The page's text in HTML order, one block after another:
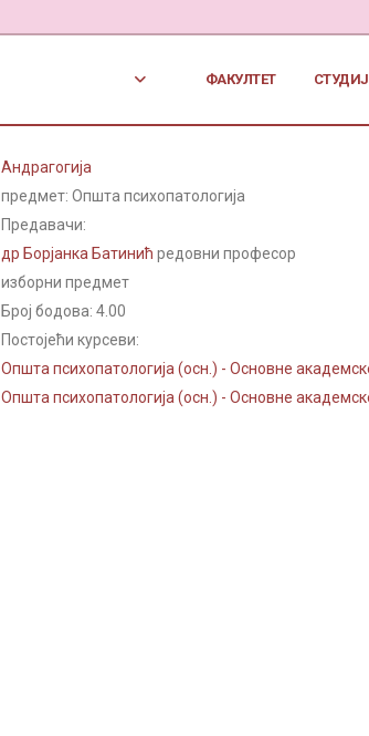
ФАКУЛТЕТ
Андрагогија
предмет: Општа психопатологија
Предавачи:
др Борјанка Батинић редовни професор
изборни предмет
Број бодова: 4.00
Постојећи курсеви:
Општа психопатологија (осн.) - Основне
Општа психопатологија (осн.) - Основне